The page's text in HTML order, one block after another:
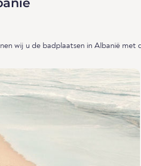
wij u de badplaatsen in Albanië met